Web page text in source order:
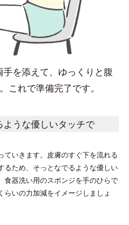
を添えて、ゆっくりと腹
これで準備完了です。
うな優しいタッチで
ていきます。皮膚のすぐ下を流れる
るため、そっとなでるような優しい
食器洗い用のスポンジを手のひらで
らいの力加減をイメージしましょ